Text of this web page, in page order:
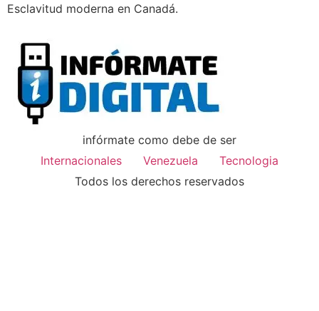
Esclavitud moderna en Canadá.
infórmate como debe de ser
Internacionales
Venezuela
Tecnologia
Todos los derechos reservados